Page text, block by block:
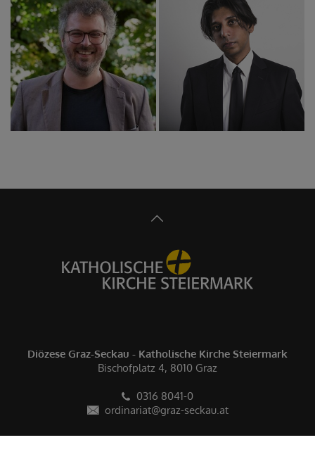
Diözese Graz-Seckau - Katholische Kirche Steiermark
Bischofplatz 4, 8010 Graz
0316 8041-0
ordinariat@graz-seckau.at